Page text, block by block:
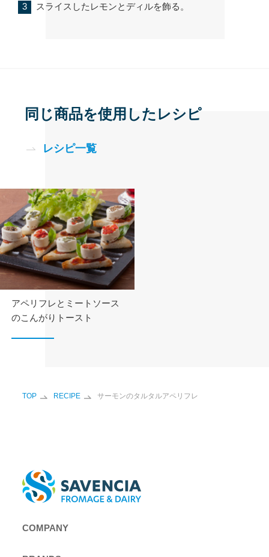
スライスしたレモンとディルを飾る。
同じ商品を使用したレシピ
レシピ一覧
アペリフレとミートソース
のこんがりトースト
TOP RECIPE サーモンのタルタルアペリフレ
COMPANY